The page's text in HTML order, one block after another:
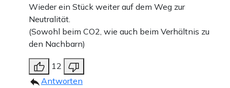
Wieder ein Stück weiter auf dem Weg zur
Neutralität.
(Sowohl beim CO2, wie auch beim Verhältnis zu
den Nachbarn)
12
Antworten